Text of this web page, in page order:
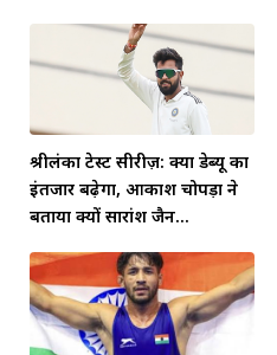
श्रीलंका टेस्ट सीरीज़: क्या डेब्यू का
इंतजार बढ़ेगा, आकाश चोपड़ा ने
बताया क्यों सारांश जैन...